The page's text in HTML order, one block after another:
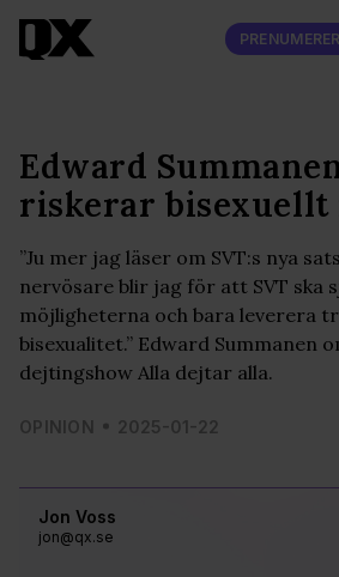
Jon Voss
jon@qx.se
Edward
riskerar bisexuellt
”Ju mer jag läser om SVT:s nya
nervösare blir jag för att SVT ska
möjligheterna och bara leverera
bisexualitet.” Edward Summanen
dejtingshow Alla dejtar alla.
OPINION 2025-01-22